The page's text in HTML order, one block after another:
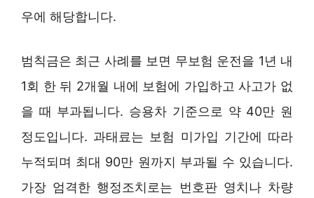
우에 해당합니다.
범칙금은 최근 사례를 보면 무보험 운전을 1년 내
1회 한 뒤 2개월 내에 보험에 가입하고 사고가 없
을 때 부과됩니다. 승용차 기준으로 약 40만 원
정도입니다. 과태료는 보험 미가입 기간에 따라
누적되며 최대 90만 원까지 부과될 수 있습니다.
가장 엄격한 행정조치로는 번호판 영치나 차량